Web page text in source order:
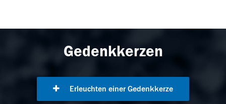
Gedenkkerzen
Erleuchten einer Gedenkkerze